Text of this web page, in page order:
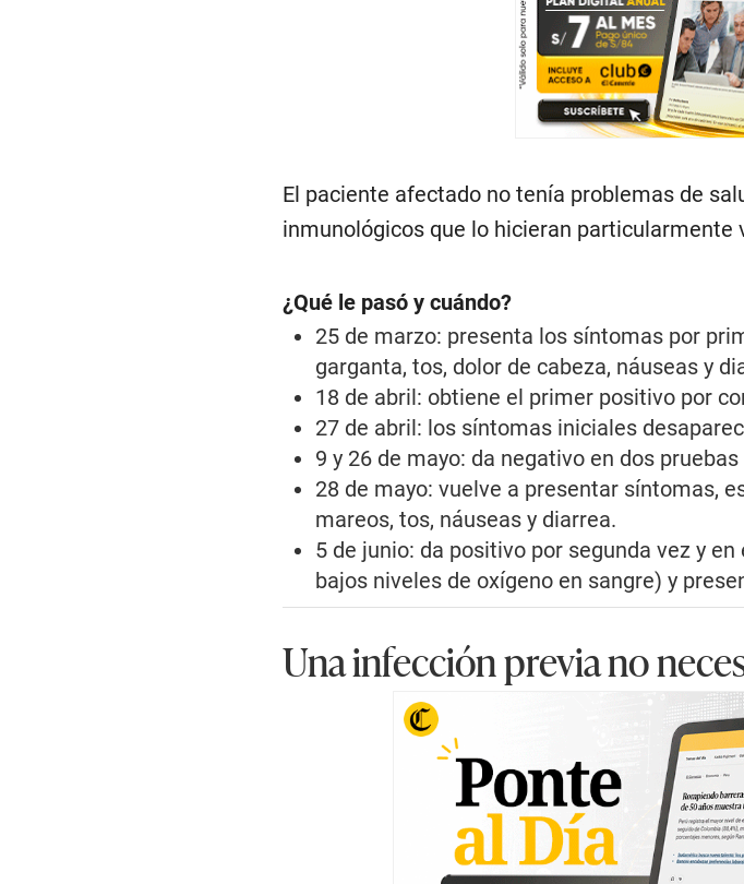
El paciente afectado no tenía problemas de
inmunológicos que lo hicieran particularmente
¿Qué le pasó y cuándo?
25 de marzo: presenta los síntomas por
garganta, tos, dolor de cabeza, náuseas y
18 de abril: obtiene el primer positivo por
27 de abril: los síntomas iniciales
9 y 26 de mayo: da negativo en dos
28 de mayo: vuelve a presentar síntomas,
mareos, tos, náuseas y diarrea.
5 de junio: da positivo por segunda vez y
bajos niveles de oxígeno en sangre) y
Una infección previa no